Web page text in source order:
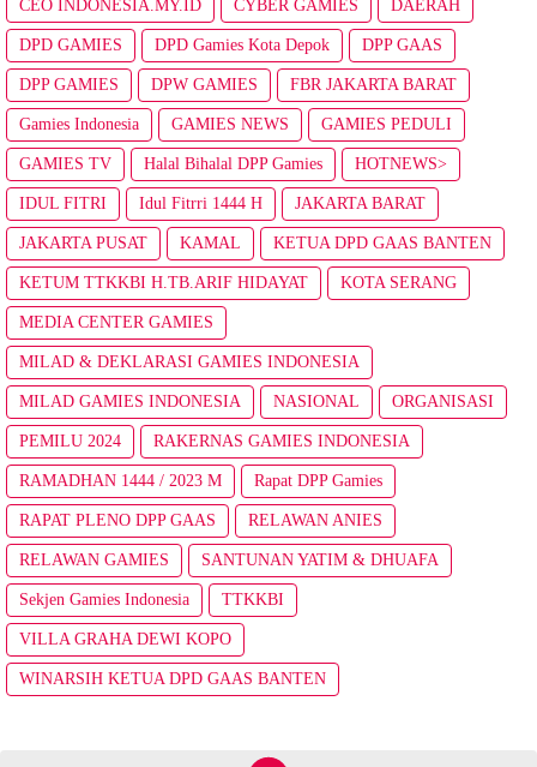
CEO INDONESIA.MY.ID CYBER GAMIES DAERAH
DPD GAMIES DPD Gamies Kota Depok DPP GAAS
DPP GAMIES DPW GAMIES FBR JAKARTA BARAT
Gamies Indonesia GAMIES NEWS GAMIES PEDULI
GAMIES TV Halal Bihalal DPP Gamies HOTNEWS>
IDUL FITRI Idul Fitrri 1444 H JAKARTA BARAT
JAKARTA PUSAT KAMAL KETUA DPD GAAS BANTEN
KETUM TTKKBI H.TB.ARIF HIDAYAT KOTA SERANG
MEDIA CENTER GAMIES
MILAD & DEKLARASI GAMIES INDONESIA
MILAD GAMIES INDONESIA NASIONAL ORGANISASI
PEMILU 2024 RAKERNAS GAMIES INDONESIA
RAMADHAN 1444 / 2023 M Rapat DPP Gamies
RAPAT PLENO DPP GAAS RELAWAN ANIES
RELAWAN GAMIES SANTUNAN YATIM & DHUAFA
Sekjen Gamies Indonesia TTKKBI
VILLA GRAHA DEWI KOPO
WINARSIH KETUA DPD GAAS BANTEN